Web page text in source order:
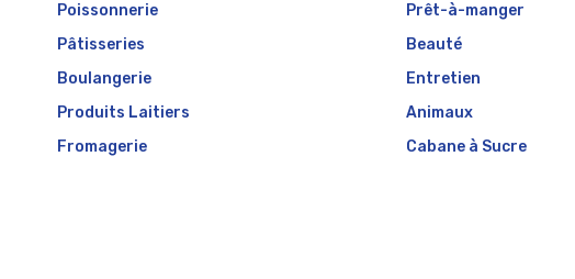
Poissonnerie
Pâtisseries
Boulangerie
Produits Laitiers
Fromagerie
Prêt-à-manger
Beauté
Entretien
Animaux
Cabane à Sucre